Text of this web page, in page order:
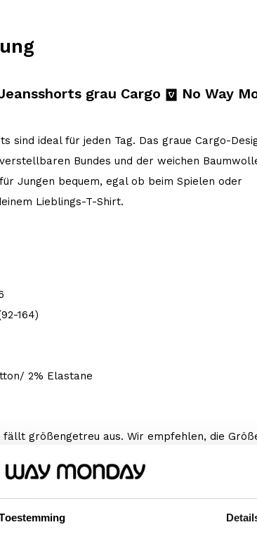
grau Cargo
No Way
sind ideal für jeden Tag. Das graue Cargo-
Bundes und der weichen
Jungen bequem, egal ob beim Spielen oder
Lieblings-T-Shirt.
164)
2% Elastane
fällt größengetreu aus. Wir empfehlen, die
Kindes zu wählen. Aber wenn Ihr Kind etwas
eine Nummer größer. Wichtig ist: Tu das, was